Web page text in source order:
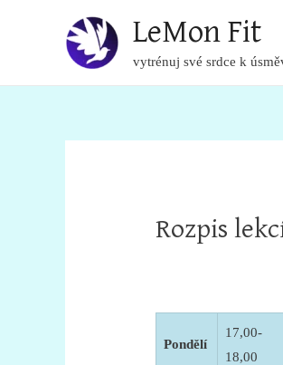
LeMon Fit
vytrénuj své srdce k
Rozpis
Pondělí
17,00-
18,00